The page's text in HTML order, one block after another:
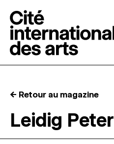
RÉSIDENCES ↓
← Retour au magazine
Leidig Peter